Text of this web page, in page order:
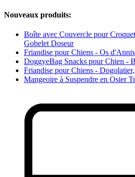
Nouveaux produits:
Boîte avec Couvercle pour
Gobelet Doseur
Friandise pour Chiens - Os
DoggyeBag Snacks pour Chien -
Friandise pour Chiens -
Mangeoire à Suspendre en Osier